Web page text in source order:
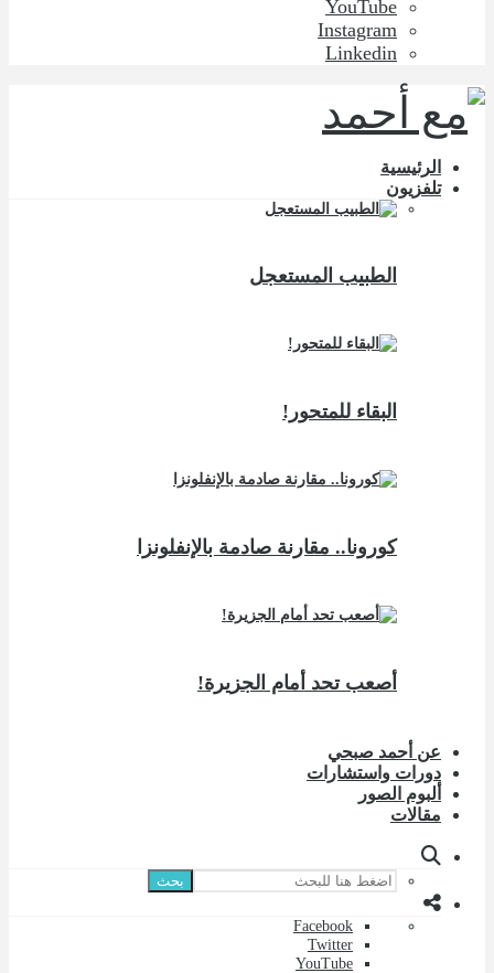
YouTube
Instagram
Linkedin
الرئيسية
تلفزيون
الطبيب المستعجل
البقاء للمتحور!
كورونا.. مقارنة صادمة بالإنفلونزا
أصعب تحد أمام الجزيرة!
عن أحمد صبحي
دورات واستشارات
ألبوم الصور
مقالات
بحث
Facebook
Twitter
YouTube